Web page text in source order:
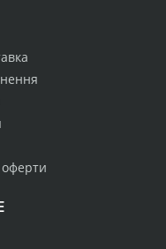
оферти